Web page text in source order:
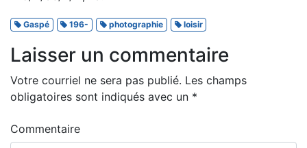
Gaspé 196- photographie loisir
Laisser un commentaire
Votre courriel ne sera pas publié. Les champs
obligatoires sont indiqués avec un *
Commentaire